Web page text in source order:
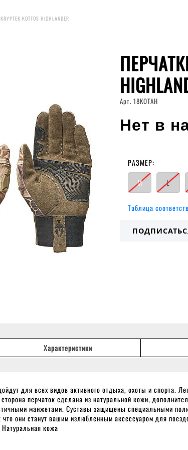
KOTTOS HIGHLANDER
Арт. 18KOTAH
Нет в
РАЗМЕР:
M
L
Таблица
Характеристики
для всех видов активного отдыха, охоты и спорта.
перчаток сделана из натуральной кожи,
манжетами. Суставы защищены специальными
что они станут вашим излюбленным аксессуаром для
кожа